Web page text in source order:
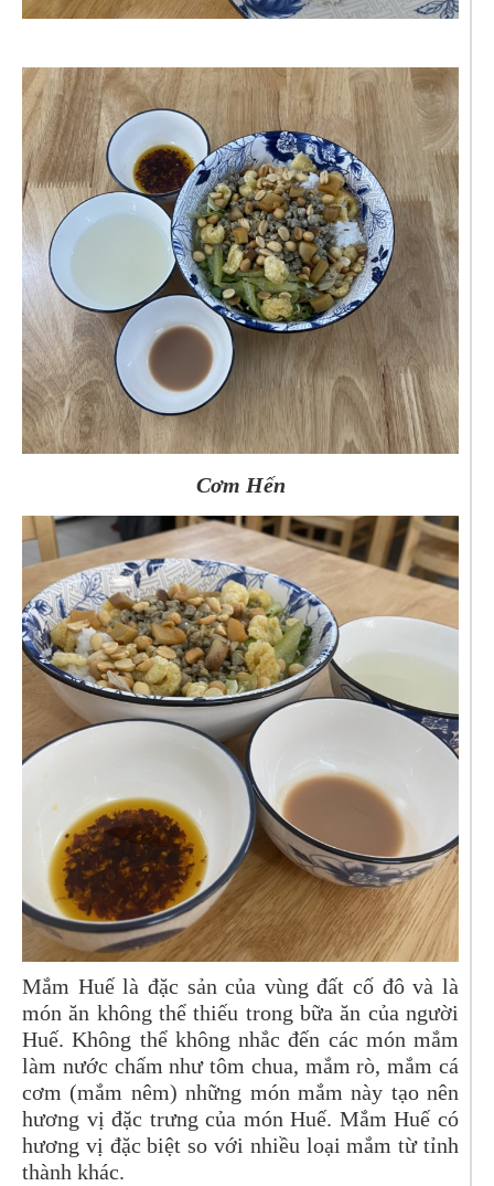
Cơm Hến
Mắm Huế là đặc sản của vùng đất cố đô và là
món ăn không thể thiếu trong bữa ăn của người
Huế. Không thể không nhắc đến các món mắm
làm nước chấm như tôm chua, mắm rò, mắm cá
cơm (mắm nêm) những món mắm này tạo nên
hương vị đặc trưng của món Huế. Mắm Huế có
hương vị đặc biệt so với nhiều loại mắm từ tỉnh
thành khác.